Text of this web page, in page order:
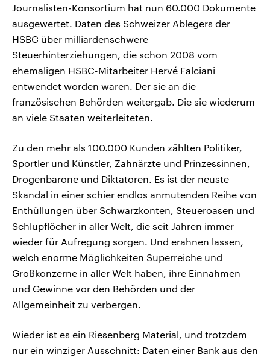
Journalisten-Konsortium hat nun 60.000 Dokumente
ausgewertet. Daten des Schweizer Ablegers der
HSBC über milliardenschwere
Steuerhinterziehungen, die schon 2008 vom
ehemaligen HSBC-Mitarbeiter Hervé Falciani
entwendet worden waren. Der sie an die
französischen Behörden weitergab. Die sie wiederum
an viele Staaten weiterleiteten.
Zu den mehr als 100.000 Kunden zählten Politiker,
Sportler und Künstler, Zahnärzte und Prinzessinnen,
Drogenbarone und Diktatoren. Es ist der neuste
Skandal in einer schier endlos anmutenden Reihe von
Enthüllungen über Schwarzkonten, Steueroasen und
Schlupflöcher in aller Welt, die seit Jahren immer
wieder für Aufregung sorgen. Und erahnen lassen,
welch enorme Möglichkeiten Superreiche und
Großkonzerne in aller Welt haben, ihre Einnahmen
und Gewinne vor den Behörden und der
Allgemeinheit zu verbergen.
Wieder ist es ein Riesenberg Material, und trotzdem
nur ein winziger Ausschnitt: Daten einer Bank aus den